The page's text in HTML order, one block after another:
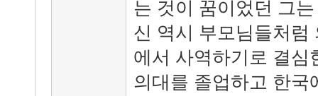
는 것이 꿈이었던 그
신 역시 부모님들처럼
에서 사역하기로 결심
의대를 졸업하고 한국